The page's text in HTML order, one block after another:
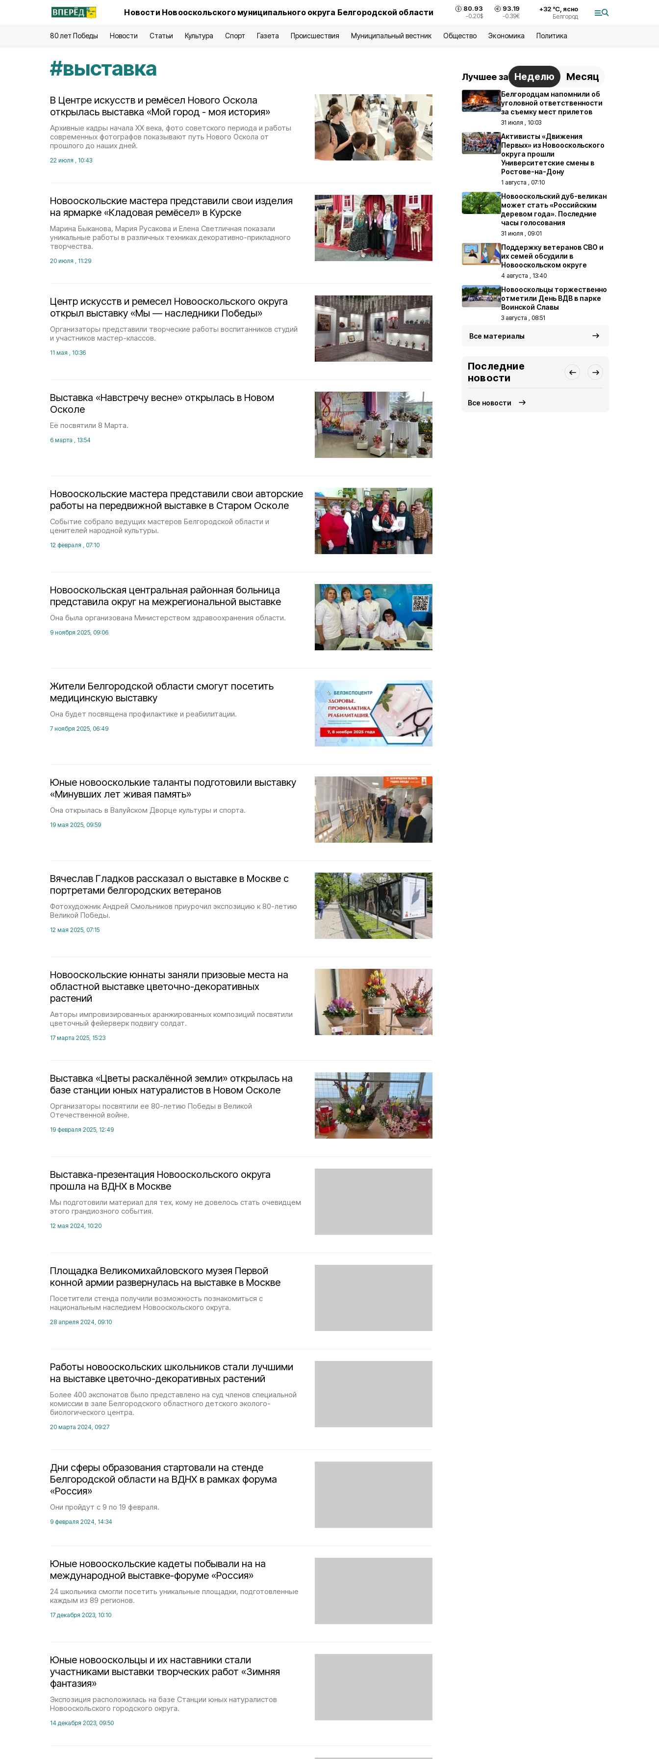
Новости Новооскольского муниципального округа Белгородской области 80.93
-0.20$
93.19
-0.39€
+32°С, ясно
Белгород
80 лет Победы Новости Статьи Культура Спорт Газета Происшествия Муниципальный вестник Общество Экономика Политика
#выставка
В Центре искусств и ремёсел Нового Оскола
открылась выставка «Мой город - моя история»
Архивные кадры начала XX века, фото советского периода и работы
современных фотографов показывают путь Нового Оскола от
прошлого до наших дней.
22 июля , 10:43
Новооскольские мастера представили свои изделия
на ярмарке «Кладовая ремёсел» в Курске
Марина Быканова, Мария Русакова и Елена Светличная показали
уникальные работы в различных техниках декоративно-прикладного
творчества.
20 июля , 11:29
Центр искусств и ремесел Новооскольского округа
открыл выставку «Мы — наследники Победы»
Организаторы представили творческие работы воспитанников студий
и участников мастер-классов.
11 мая , 10:36
Выставка «Навстречу весне» открылась в Новом
Осколе
Её посвятили 8 Марта.
6 марта , 13:54
Новооскольские мастера представили свои авторские
работы на передвижной выставке в Старом Осколе
Событие собрало ведущих мастеров Белгородской области и
ценителей народной культуры.
12 февраля , 07:10
Новооскольская центральная районная больница
представила округ на межрегиональной выставке
Она была организована Министерством здравоохранения области.
9 ноября 2025, 09:06
Жители Белгородской области смогут посетить
медицинскую выставку
Она будет посвящена профилактике и реабилитации.
7 ноября 2025, 06:49
Юные новоосколькие таланты подготовили выставку
«Минувших лет живая память»
Она открылась в Валуйском Дворце культуры и спорта.
19 мая 2025, 09:59
Вячеслав Гладков рассказал о выставке в Москве с
портретами белгородских ветеранов
Фотохудожник Андрей Смольников приурочил экспозицию к 80-летию
Великой Победы.
12 мая 2025, 07:15
Новооскольские юннаты заняли призовые места на
областной выставке цветочно-декоративных
растений
Авторы импровизированных аранжированных композиций посвятили
цветочный фейерверк подвигу солдат.
17 марта 2025, 15:23
Выставка «Цветы раскалённой земли» открылась на
базе станции юных натуралистов в Новом Осколе
Организаторы посвятили ее 80-летию Победы в Великой
Отечественной войне.
19 февраля 2025, 12:49
Выставка-презентация Новооскольского округа
прошла на ВДНХ в Москве
Мы подготовили материал для тех, кому не довелось стать очевидцем
этого грандиозного события.
12 мая 2024, 10:20
Площадка Великомихайловского музея Первой
конной армии развернулась на выставке в Москве
Посетители стенда получили возможность познакомиться с
национальным наследием Новооскольского округа.
28 апреля 2024, 09:10
Работы новооскольских школьников стали лучшими
на выставке цветочно-декоративных растений
Более 400 экспонатов было представлено на суд членов специальной
комиссии в зале Белгородского областного детского эколого-
биологического центра.
20 марта 2024, 09:27
Дни сферы образования стартовали на стенде
Белгородской области на ВДНХ в рамках форума
«Россия»
Они пройдут с 9 по 19 февраля.
9 февраля 2024, 14:34
Юные новооскольские кадеты побывали на на
международной выставке-форуме «Россия»
24 школьника смогли посетить уникальные площадки, подготовленные
каждым из 89 регионов.
17 декабря 2023, 10:10
Юные новооскольцы и их наставники стали
участниками выставки творческих работ «Зимняя
фантазия»
Экспозиция расположилась на базе Станции юных натуралистов
Новооскольского городского округа.
14 декабря 2023, 09:50
Лучшее за Неделю Месяц
Белгородцам напомнили об
уголовной ответственности
за съемку мест прилетов
31 июля , 10:03
Активисты «Движения
Первых» из Новооскольского
округа прошли
Университетские смены в
Ростове-на-Дону
1 августа , 07:10
Новооскольский дуб-великан
может стать «Российским
деревом года». Последние
часы голосования
31 июля , 09:01
Поддержку ветеранов СВО и
их семей обсудили в
Новооскольском округе
4 августа , 13:40
Новооскольцы торжественно
отметили День ВДВ в парке
Воинской Славы
3 августа , 08:51
Все материалы
Последние
новости
Все новости